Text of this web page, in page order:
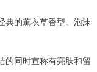
典的薰衣草香型。泡沫
的同时宣称有亮肤和留